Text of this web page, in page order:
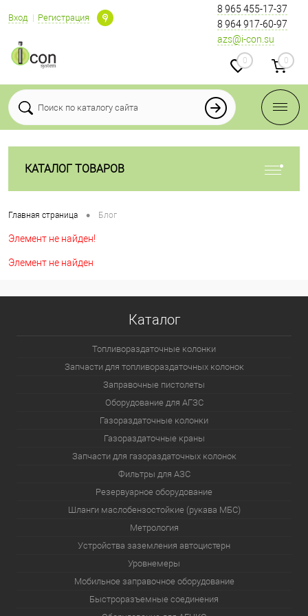
Вход Регистрация
8 965 455-17-37
8 964 917-60-97
azs@i-con.su
0 0
КАТАЛОГ ТОВАРОВ
Главная страница • Блог
Элемент не найден!
Элемент не найден
Каталог
Топливораздаточные колонки
Запчасти для топливораздаточных колонок
Заправочные пистолеты
Оборудование для АГЗС
Газораздаточные колонки
Газораздаточные краны
Запчасти для газораздаточных колонок
Фильтры для АЗС
Резервуарное оборудование
Шланги маслобензостойкие (рукава МБС)
Метрология
Устройства заземления автоцистерн
Уровнемеры
Мобильное заправочное оборудование
Быстроразъемные соединения